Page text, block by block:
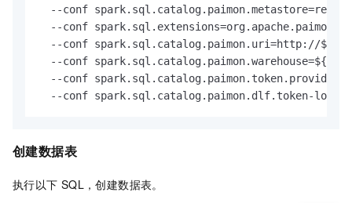
  --conf spark.sql.catalog.paimon.metastore=rest \
--conf
--conf spark.sql.catalog.paimon.uri=http://
--conf
--conf
--conf spark.sql.catalog.paimon.dlf.token-
创建数据表
执行以下 SQL，创建数据表。